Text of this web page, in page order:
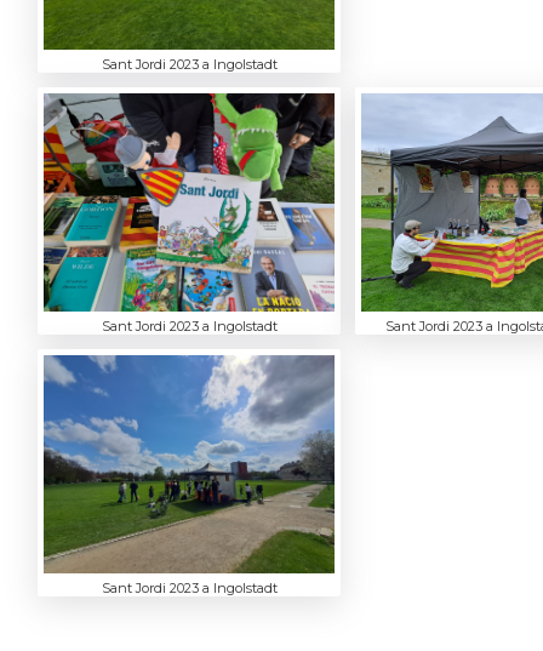
Sant Jordi 2023 a Ingolstadt
Sant Jordi 2023 a Ingolstadt Sant Jordi 2023 a
Sant Jordi 2023 a Ingolstadt